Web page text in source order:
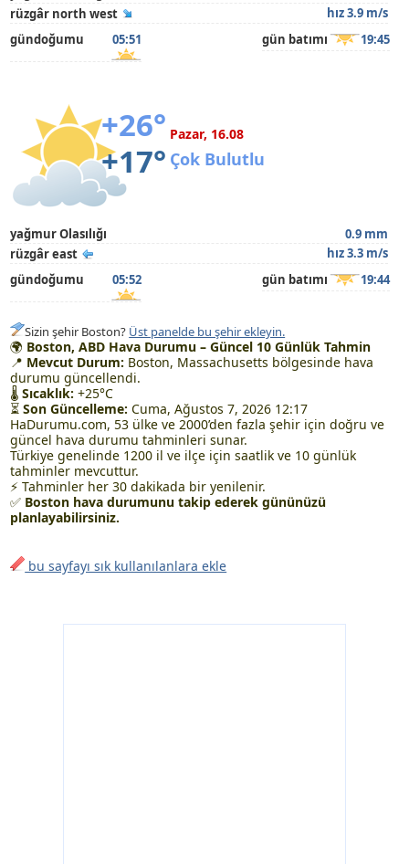
rüzgâr north west
hız 3.9 m/s
gündoğumu
05:51 gün batımı 19:45
+26°
+17°
Pazar, 16.08
Çok Bulutlu
yağmur Olasılığı
0.9 mm
rüzgâr east
hız 3.3 m/s
gündoğumu
05:52 gün batımı 19:44
Sizin şehir Boston? Üst panelde bu şehir ekleyin.
🌍 Boston, ABD Hava Durumu – Güncel 10 Günlük Tahmin
📍 Mevcut Durum: Boston, Massachusetts bölgesinde hava
durumu güncellendi.
🌡Sıcaklık: +25°C
⏳Son Güncelleme: Cuma, Ağustos 7, 2026 12:17
HaDurumu.com, 53 ülke ve 2000’den fazla şehir için doğru ve
güncel hava durumu tahminleri sunar.
Türkiye genelinde 1200 il ve ilçe için saatlik ve 10 günlük
tahminler mevcuttur.
⚡ Tahminler her 30 dakikada bir yenilenir.
✅ Boston hava durumunu takip ederek gününüzü
planlayabilirsiniz.
bu sayfayı sık kullanılanlara ekle